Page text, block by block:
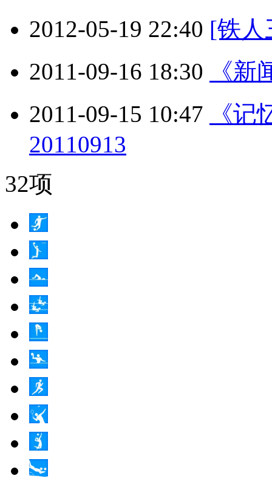
2012-05-19 22:40 [铁人
2011-09-16 18:30
《新
2011-09-15 10:47
《
20110913
32项